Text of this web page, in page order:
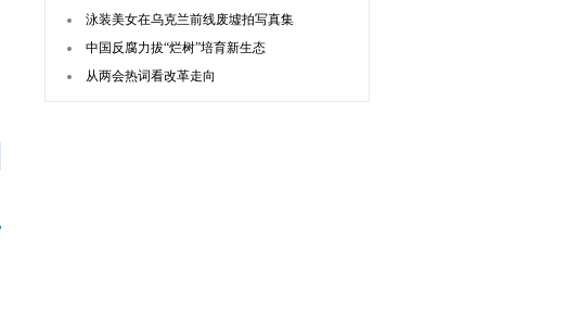
泳装美女在乌克兰前线废墟拍写真集
中国反腐力拔“烂树”培育新生态
从两会热词看改革走向